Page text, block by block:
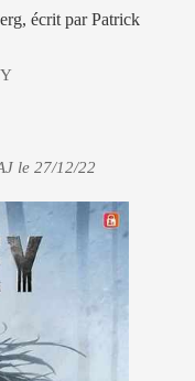
écrit par Patrick
le 27/12/22